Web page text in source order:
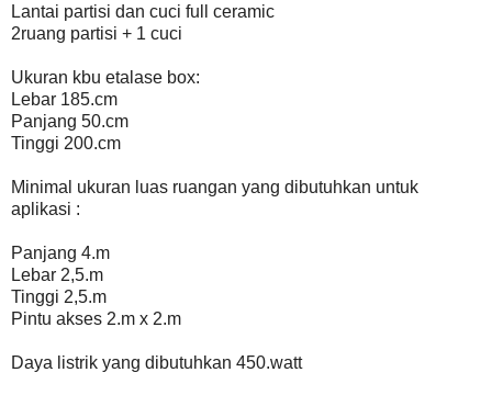
Lantai partisi dan cuci full ceramic
2ruang partisi + 1 cuci
Ukuran kbu etalase box:
Lebar 185.cm
Panjang 50.cm
Tinggi 200.cm
Minimal ukuran luas ruangan yang dibutuhkan untuk
aplikasi :
Panjang 4.m
Lebar 2,5.m
Tinggi 2,5.m
Pintu akses 2.m x 2.m
Daya listrik yang dibutuhkan 450.watt